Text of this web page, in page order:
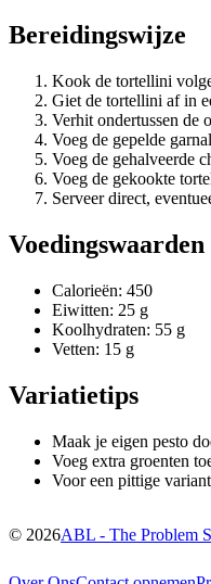
Bereidingswijze
Kook de tortellini
Giet de tortellini af in
Verhit ondertussen de
Voeg de gepelde
Voeg de gehalveerde
Voeg de gekookte
Serveer direct,
Calorieën: 450
Eiwitten: 25 g
Koolhydraten: 55 g
Vetten: 15 g
Variatietips
Maak je eigen pesto
Voeg extra groenten
Voor een pittige
© 2026ABL - The Problem